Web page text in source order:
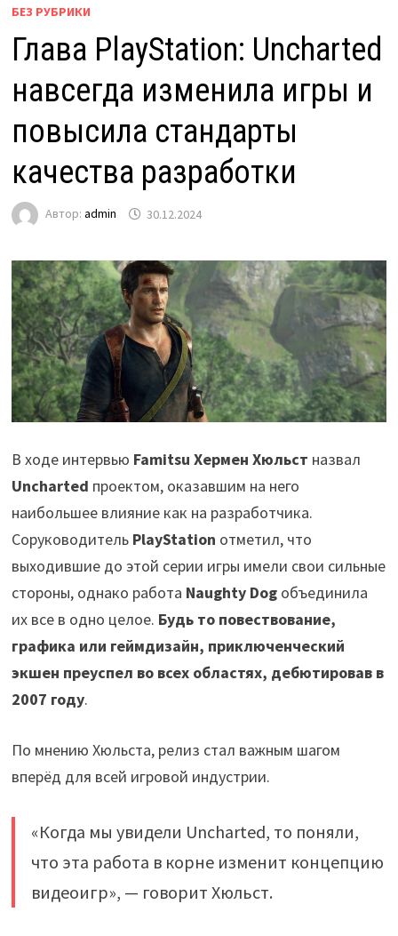
БЕЗ РУБРИКИ
Глава PlayStation: Uncharted
навсегда изменила игры и
повысила стандарты
качества разработки
Автор: admin 30.12.2024
В ходе интервью Famitsu Хермен Хюльст назвал
Uncharted проектом, оказавшим на него
наибольшее влияние как на разработчика.
Соруководитель PlayStation отметил, что
выходившие до этой серии игры имели свои сильные
стороны, однако работа Naughty Dogобъединила
их все в одно целое. Будь то повествование,
графика или геймдизайн, приключенческий
экшен преуспел во всех областях, дебютировав в
2007 году.
По мнению Хюльста, релиз стал важным шагом
вперёд для всей игровой индустрии.
«Когда мы увидели Uncharted, то поняли,
что эта работа в корне изменит концепцию
видеоигр», — говорит Хюльст.